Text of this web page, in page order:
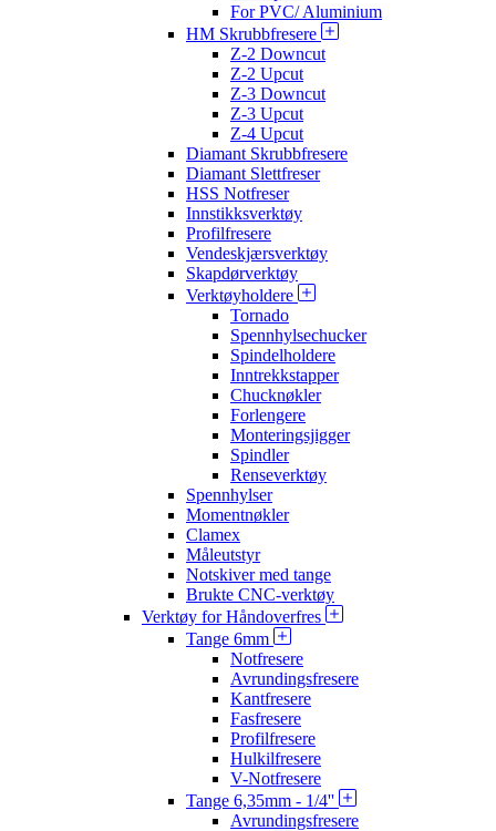
For PVC/ Aluminium
HM Skrubbfresere
Z-2 Downcut
Z-2 Upcut
Z-3 Downcut
Z-3 Upcut
Z-4 Upcut
Diamant Skrubbfresere
Diamant Slettfreser
HSS Notfreser
Innstikksverktøy
Profilfresere
Vendeskjærsverktøy
Skapdørverktøy
Verktøyholdere
Tornado
Spennhylsechucker
Spindelholdere
Inntrekkstapper
Chucknøkler
Forlengere
Monteringsjigger
Spindler
Renseverktøy
Spennhylser
Momentnøkler
Clamex
Måleutstyr
Notskiver med tange
Brukte CNC-verktøy
Verktøy for Håndoverfres
Tange 6mm
Notfresere
Avrundingsfresere
Kantfresere
Fasfresere
Profilfresere
Hulkilfresere
V-Notfresere
Tange 6,35mm - 1/4''
Avrundingsfresere